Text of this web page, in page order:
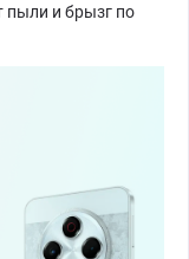
пыли и брызг по